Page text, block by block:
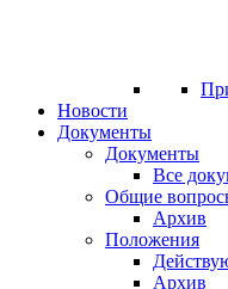
Новости
Документы
Документы
Все
Общие
Архив
Положения
Архив